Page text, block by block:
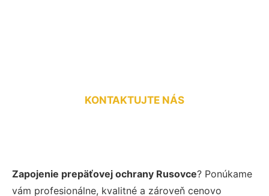
KONTAKTUJTE NÁS
Zapojenie prepäťovej ochrany Rusovce? Ponúkame
vám profesionálne, kvalitné a zároveň cenovo